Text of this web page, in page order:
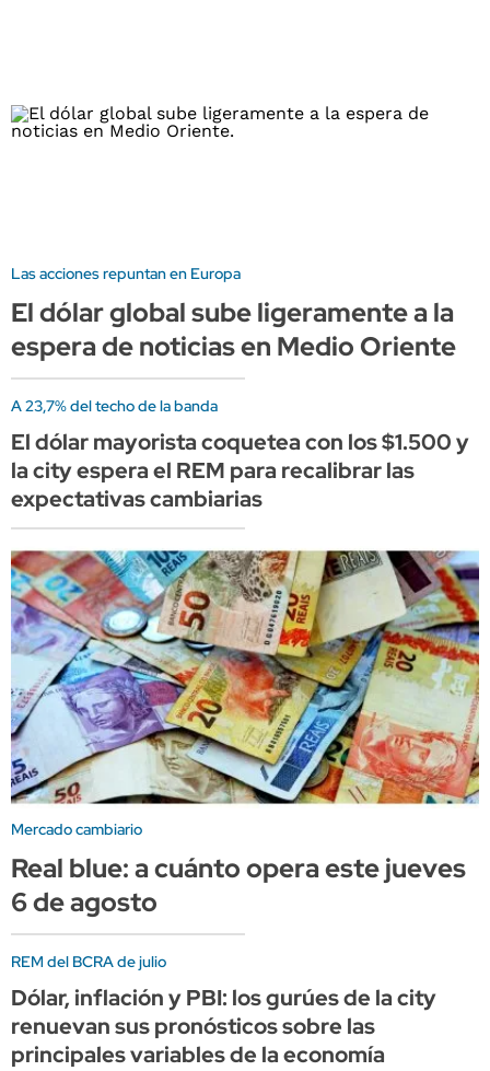
Las acciones repuntan en Europa
El dólar global sube ligeramente a la
espera de noticias en Medio Oriente
A 23,7% del techo de la banda
El dólar mayorista coquetea con los $1.500 y
la city espera el REM para recalibrar las
expectativas cambiarias
Mercado cambiario
Real blue: a cuánto opera este jueves
6 de agosto
REM del BCRA de julio
Dólar, inflación y PBI: los gurúes de la city
renuevan sus pronósticos sobre las
principales variables de la economía